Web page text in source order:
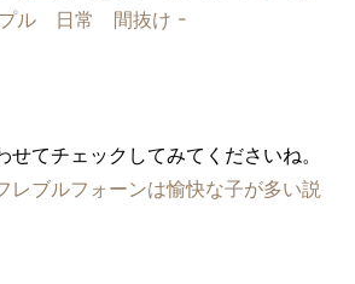
ル 日常 間抜け -
せてチェックしてみてくださいね。
レブルフォーンは愉快な子が多い説